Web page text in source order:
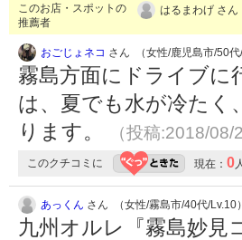
このお店・スポットの
推薦者
はるまわげ さん
おごじょネコ さん （女性/鹿児島市/50代/
霧島方面にドライブに
は、夏でも水が冷たく
ります。
（投稿:2018/
このクチコミに 現在： 0 人
あっくん さん （女性/霧島市/40代/Lv.10）
九州オルレ『霧島妙見